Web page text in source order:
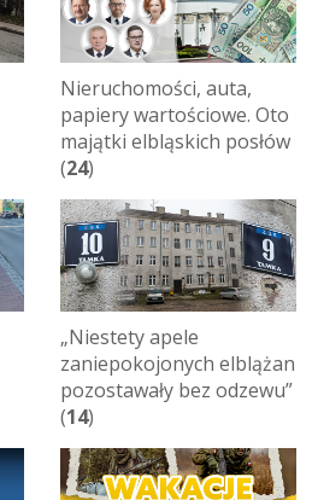
Nieruchomości, auta,
papiery wartościowe. Oto
majątki elbląskich posłów
(24)
„Niestety apele
zaniepokojonych elblążan
pozostawały bez odzewu”
(14)